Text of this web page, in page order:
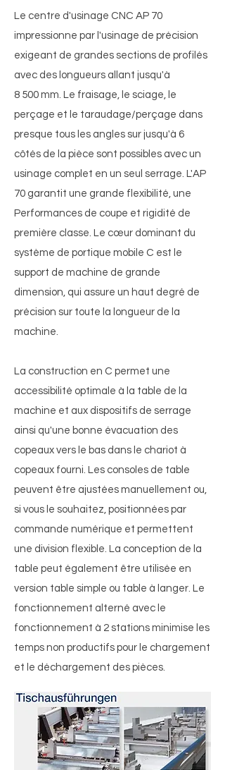
Le centre d'usinage CNC AP 70
impressionne par l'usinage de précision
exigeant de grandes sections de profilés
avec des longueurs allant jusqu'à
8 500 mm. Le fraisage, le sciage, le
perçage et le taraudage/perçage dans
presque tous les angles sur jusqu'à 6
côtés de la pièce sont possibles avec un
usinage complet en un seul serrage. L'AP
70 garantit une grande flexibilité, une
Performances de coupe et rigidité de
première classe. Le cœur dominant du
système de portique mobile C est le
support de machine de grande
dimension, qui assure un haut degré de
précision sur toute la longueur de la
machine.
La construction en C permet une
accessibilité optimale à la table de la
machine et aux dispositifs de serrage
ainsi qu'une bonne évacuation des
copeaux vers le bas dans le chariot à
copeaux fourni. Les consoles de table
peuvent être ajustées manuellement ou,
si vous le souhaitez, positionnées par
commande numérique et permettent
une division flexible. La conception de la
table peut également être utilisée en
version table simple ou table à langer. Le
fonctionnement alterné avec le
fonctionnement à 2 stations minimise les
temps non productifs pour le chargement
et le déchargement des pièces.